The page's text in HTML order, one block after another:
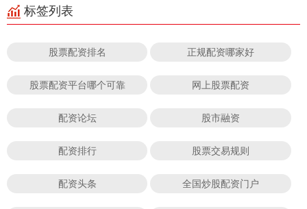
标签列表
股票配资排名 正规配资哪家好
股票配资平台哪个可靠 网上股票配资
配资论坛 股市融资
配资排行 股票交易规则
配资头条 全国炒股配资门户